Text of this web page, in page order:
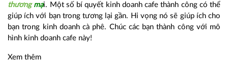
thươngmại. Một số bí quyết kinh doanh cafe thành công có thể
giúp ích với bạn trong tương lại gần. Hi vọng nó sẽ giúp ích cho
bạn trong kinh doanh cà phê. Chúc các bạn thành công với mô
hình kinh doanh cafe này!
Xem thêm